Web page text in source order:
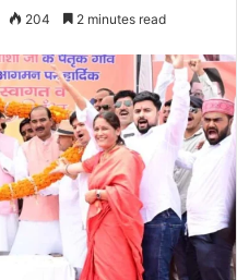
204 2 minutes read